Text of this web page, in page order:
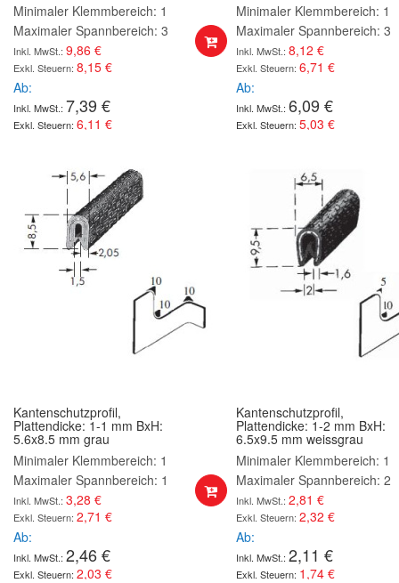
Minimaler Klemmbereich: 1
Maximaler Spannbereich: 3
9,86 €
8,15 €
Ab
7,39 €
6,11 €
Minimaler Klemmbereich: 1
Maximaler Spannbereich: 3
8,12 €
6,71 €
Ab
6,09 €
5,03 €
Kantenschutzprofil,
Plattendicke: 1-1 mm BxH:
5.6x8.5 mm grau
Minimaler Klemmbereich: 1
Maximaler Spannbereich: 1
3,28 €
2,71 €
Ab
2,46 €
2,03 €
Kantenschutzprofil,
Plattendicke: 1-2 mm BxH:
6.5x9.5 mm weissgrau
Minimaler Klemmbereich: 1
Maximaler Spannbereich: 2
2,81 €
2,32 €
Ab
2,11 €
1,74 €